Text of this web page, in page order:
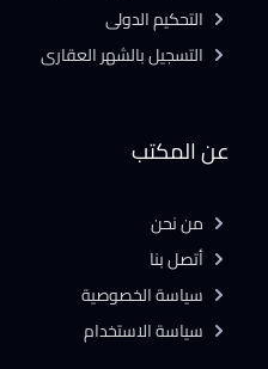
عن المكتب
من نحن
أتصل بنا
سياسة الخصوصية
سياسة الاستخدام
التحكيم الدولى
التسجيل بالشهر العقارى